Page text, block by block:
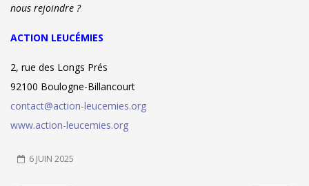
nous rejoindre ?
ACTION LEUCÉMIES
2, rue des Longs Prés
92100 Boulogne-Billancourt
contact@action-leucemies.org
www.action-leucemies.org
6 JUIN 2025